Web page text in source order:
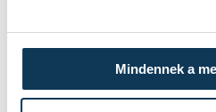
Mindennek a
Újabb
Noszlopnál